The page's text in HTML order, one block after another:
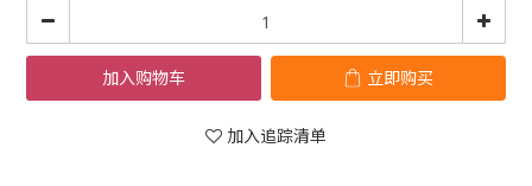
加入购物车 立即购买
加入追踪清单